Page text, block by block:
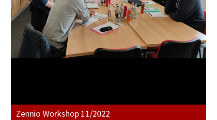
Zennio Workshop 11/2022